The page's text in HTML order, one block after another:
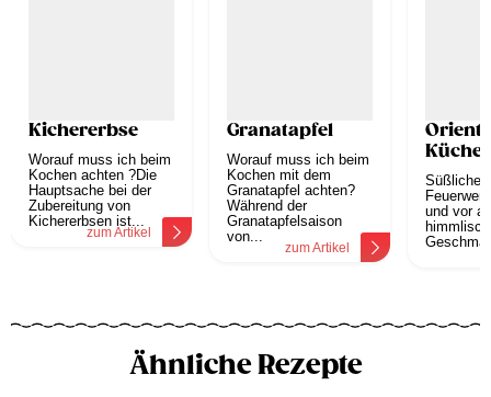
Kichererbse
Worauf muss ich beim
Kochen achten ?Die
Hauptsache bei der
Zubereitung von
Kichererbsen ist...
zum Artikel
Granatapfel
Worauf muss ich beim
Kochen mit dem
Granatapfel achten?
Während der
Granatapfelsaison
von...
zum Artikel
Küche
Süßliche
und vor
Ähnliche Rezepte